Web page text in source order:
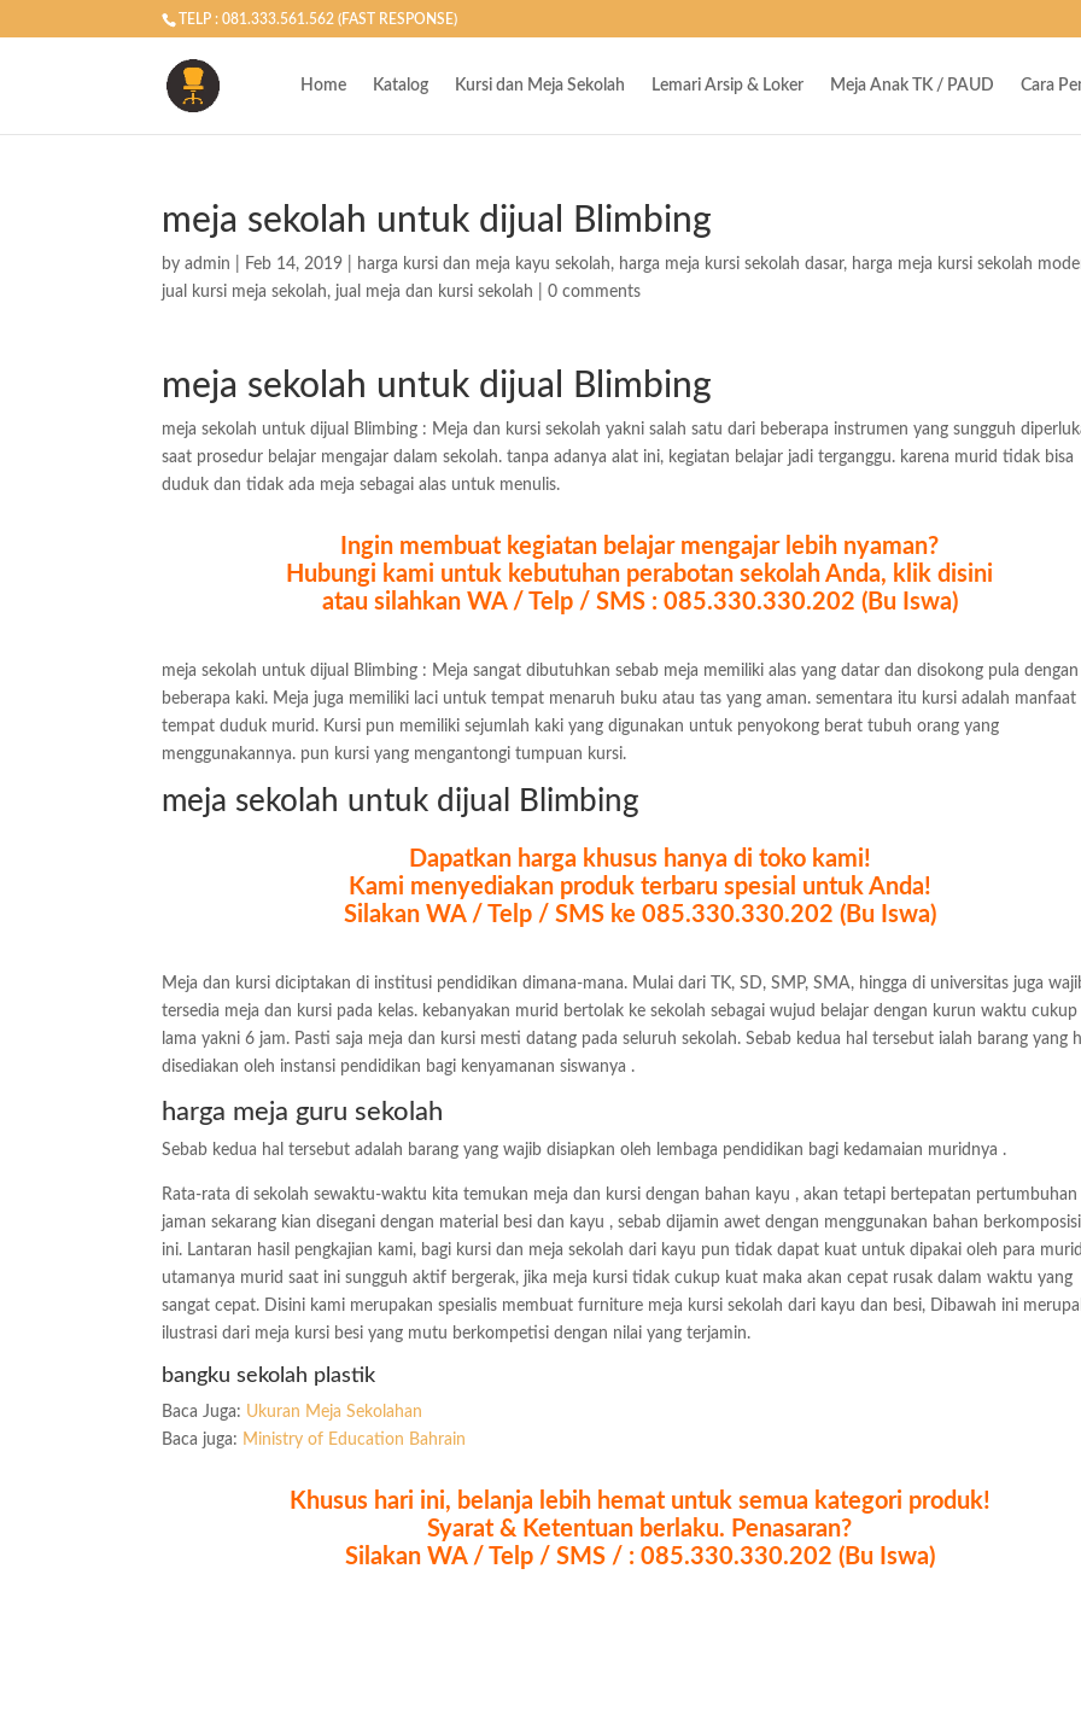
TELP : 081.333.561.562 (FAST RESPONSE)
Home Katalog Kursi dan Meja Sekolah Lemari Arsip & Loker Meja Anak TK / PAUD Cara
meja sekolah untuk dijual Blimbing
byadmin Feb 14, 2019 harga kursi dan meja kayu sekolah, harga meja kursi sekolah dasar, harga meja kursi sekolah
jual kursi meja sekolah, jual meja dan kursi sekolah |0 comments
meja sekolah untuk dijual Blimbing
meja sekolah untuk dijual Blimbing : Meja dan kursi sekolah yakni salah satu dari beberapa instrumen yang sungguh
saat prosedur belajar mengajar dalam sekolah. tanpa adanya alat ini, kegiatan belajar jadi terganggu. karena murid tidak bisa
duduk dan tidak ada meja sebagai alas untuk menulis.
Ingin membuat kegiatan belajar mengajar lebih nyaman?
Hubungi kami untuk kebutuhan perabotan sekolah Anda, klik disini
atau silahkan WA / Telp / SMS : 085.330.330.202 (Bu Iswa)
meja sekolah untuk dijual Blimbing : Meja sangat dibutuhkan sebab meja memiliki alas yang datar dan disokong pula dengan
beberapa kaki. Meja juga memiliki laci untuk tempat menaruh buku atau tas yang aman. sementara itu kursi adalah manfaat
tempat duduk murid. Kursi pun memiliki sejumlah kaki yang digunakan untuk penyokong berat tubuh orang yang
menggunakannya. pun kursi yang mengantongi tumpuan kursi.
meja sekolah untuk dijual Blimbing
Dapatkan harga khusus hanya di toko kami!
Kami menyediakan produk terbaru spesial untuk Anda!
Silakan WA / Telp / SMS ke 085.330.330.202 (Bu Iswa)
Meja dan kursi diciptakan di institusi pendidikan dimana-mana. Mulai dari TK, SD, SMP, SMA, hingga di universitas juga
tersedia meja dan kursi pada kelas. kebanyakan murid bertolak ke sekolah sebagai wujud belajar dengan kurun waktu cukup
lama yakni 6 jam. Pasti saja meja dan kursi mesti datang pada seluruh sekolah. Sebab kedua hal tersebut ialah barang yang
disediakan oleh instansi pendidikan bagi kenyamanan siswanya .
harga meja guru sekolah
Sebab kedua hal tersebut adalah barang yang wajib disiapkan oleh lembaga pendidikan bagi kedamaian muridnya .
Rata-rata di sekolah sewaktu-waktu kita temukan meja dan kursi dengan bahan kayu , akan tetapi bertepatan pertumbuhan
jaman sekarang kian disegani dengan material besi dan kayu , sebab dijamin awet dengan menggunakan bahan
ini. Lantaran hasil pengkajian kami, bagi kursi dan meja sekolah dari kayu pun tidak dapat kuat untuk dipakai oleh para murid
utamanya murid saat ini sungguh aktif bergerak, jika meja kursi tidak cukup kuat maka akan cepat rusak dalam waktu yang
sangat cepat. Disini kami merupakan spesialis membuat furniture meja kursi sekolah dari kayu dan besi, Dibawah ini
ilustrasi dari meja kursi besi yang mutu berkompetisi dengan nilai yang terjamin.
bangku sekolah plastik
Baca Juga: Ukuran Meja Sekolahan
Baca juga: Ministry of Education Bahrain
Khusus hari ini, belanja lebih hemat untuk semua kategori produk!
Syarat & Ketentuan berlaku. Penasaran?
Silakan WA / Telp / SMS / : 085.330.330.202 (Bu Iswa)